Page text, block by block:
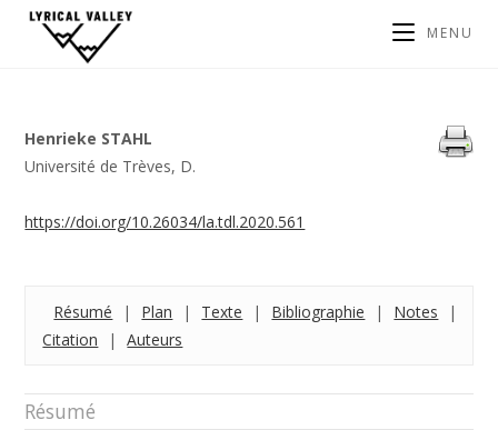
MENU
Henrieke STAHL
Université de Trèves, D.
https://doi.org/10.26034/la.tdl.2020.561
Résumé | Plan | Texte | Bibliographie | Notes
|
Citation
| Auteurs
Résumé